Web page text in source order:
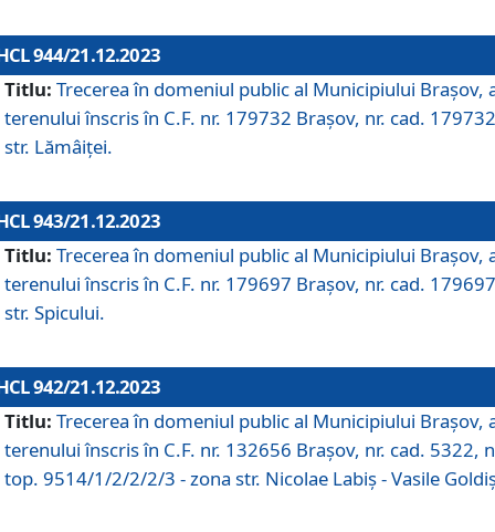
944/21.12.2023
Titlu: Trecerea în domeniul public al Municipiului Braşov,
terenului înscris în C.F. nr. 179732 Brașov, nr. cad.
str. Lămâiței.
943/21.12.2023
Titlu: Trecerea în domeniul public al Municipiului Braşov,
terenului înscris în C.F. nr. 179697 Brașov, nr. cad.
str. Spicului.
942/21.12.2023
Titlu: Trecerea în domeniul public al Municipiului Braşov,
terenului înscris în C.F. nr. 132656 Brașov, nr. cad. 5322,
top. 9514/1/2/2/2/3 - zona str. Nicolae Labiș - Vasile